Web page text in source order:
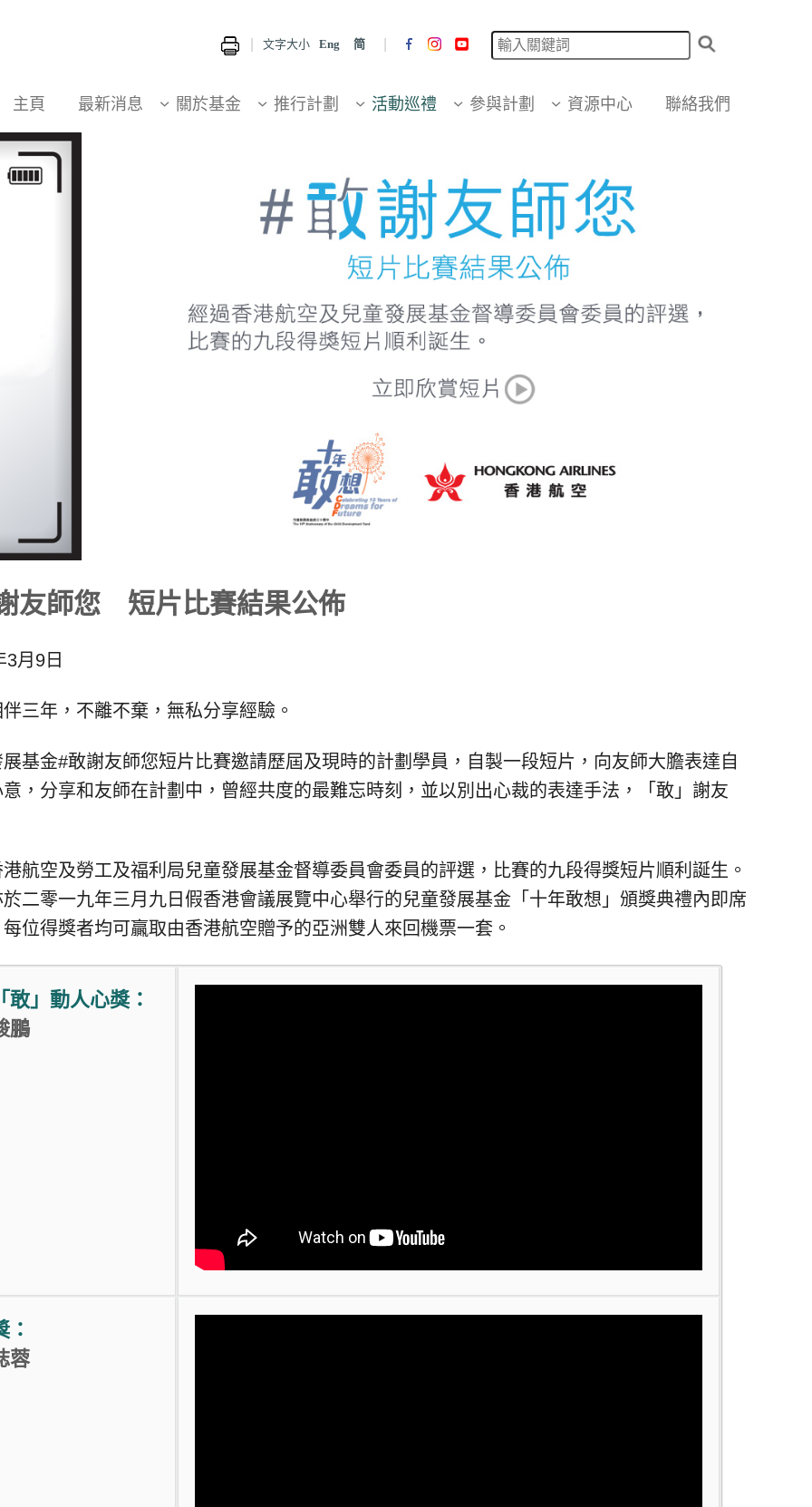
文字大小 Eng 简
主頁 最新消息 關於基金 推行計劃 活動巡禮 參與計劃 資源中心 聯絡我們
友師您 短片比賽結果公佈
3月9日
三年，不離不棄，無私分享經驗。
基金#敢謝友師您短片比賽邀請歷屆及現時的計劃學員，自製一段短片，向友師大膽表達自
，分享和友師在計劃中，曾經共度的最難忘時刻，並以別出心裁的表達手法，「敢」謝友
航空及勞工及福利局兒童發展基金督導委員會委員的評選，比賽的九段得獎短片順利誕生。
二零一九年三月九日假香港會議展覽中心舉行的兒童發展基金「十年敢想」頒獎典禮內即席
位得獎者均可贏取由香港航空贈予的亞洲雙人來回機票一套。
敢」動人心獎：
鵬
：
蓉